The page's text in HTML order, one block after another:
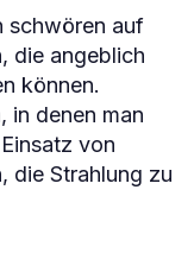
schwören auf
die angeblich
können.
in denen man
von
die Strahlung zu